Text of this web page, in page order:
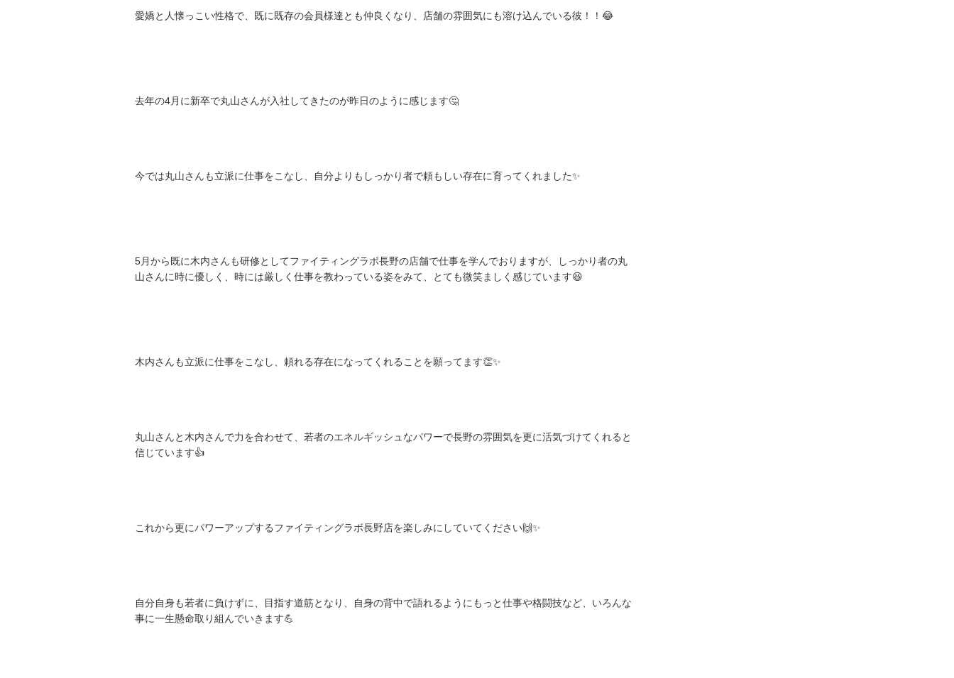
愛嬌と人懐っこい性格で、既に既存の会員様達とも仲良くなり、店舗の雰囲気にも溶け込んでいる彼！！😂
去年の4月に新卒で丸山さんが入社してきたのが昨日のように感じます🤔
今では丸山さんも立派に仕事をこなし、自分よりもしっかり者で頼もしい存在に育ってくれました✨
5月から既に木内さんも研修としてファイティングラボ長野の店舗で仕事を学んでおりますが、しっかり者の丸
山さんに時に優しく、時には厳しく仕事を教わっている姿をみて、とても微笑ましく感じています😆
木内さんも立派に仕事をこなし、頼れる存在になってくれることを願ってます👏✨
丸山さんと木内さんで力を合わせて、若者のエネルギッシュなパワーで長野の雰囲気を更に活気づけてくれると
信じています👍
これから更にパワーアップするファイティングラボ長野店を楽しみにしていてください🙌✨
自分自身も若者に負けずに、目指す道筋となり、自身の背中で語れるようにもっと仕事や格闘技など、いろんな
事に一生懸命取り組んでいきます💪